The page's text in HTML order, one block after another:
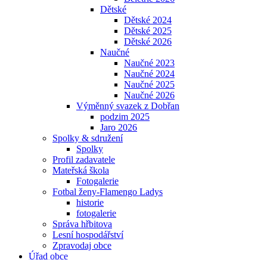
Dětské
Dětské 2024
Dětské 2025
Dětské 2026
Naučné
Naučné 2023
Naučné 2024
Naučné 2025
Naučné 2026
Výměnný svazek z Dobřan
podzim 2025
Jaro 2026
Spolky & sdružení
Spolky
Profil zadavatele
Mateřská škola
Fotogalerie
Fotbal ženy-Flamengo Ladys
historie
fotogalerie
Správa hřbitova
Lesní hospodářství
Zpravodaj obce
Úřad obce